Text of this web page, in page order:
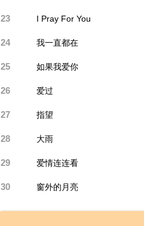
23 I Pray For You
24 我一直都在
25 如果我爱你
26 爱过
27 指望
28 大雨
29 爱情连连看
30 窗外的月亮